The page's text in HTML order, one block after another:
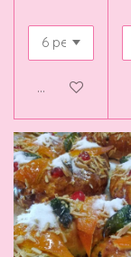
Veja detalhes